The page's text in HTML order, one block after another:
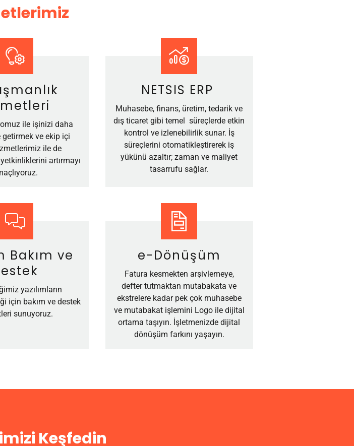
ile işinizi daha
ve ekip içi
ile de
artırmayı
NETSIS ERP
Muhasebe, finans, üretim, tedarik ve
dış ticaret gibi temel süreçlerde etkin
kontrol ve izlenebilirlik sunar. İş
süreçlerini otomatikleştirerek iş
yükünü azaltır; zaman ve maliyet
tasarrufu sağlar.
Bakım ve
yazılımların
için bakım ve destek
sunuyoruz.
e-Dönüşüm
Fatura kesmekten arşivlemeye,
defter tutmaktan mutabakata ve
ekstrelere kadar pek çok muhasebe
ve mutabakat işlemini Logo ile dijital
ortama taşıyın. İşletmenizde dijital
dönüşüm farkını yaşayın.
Keşfedin